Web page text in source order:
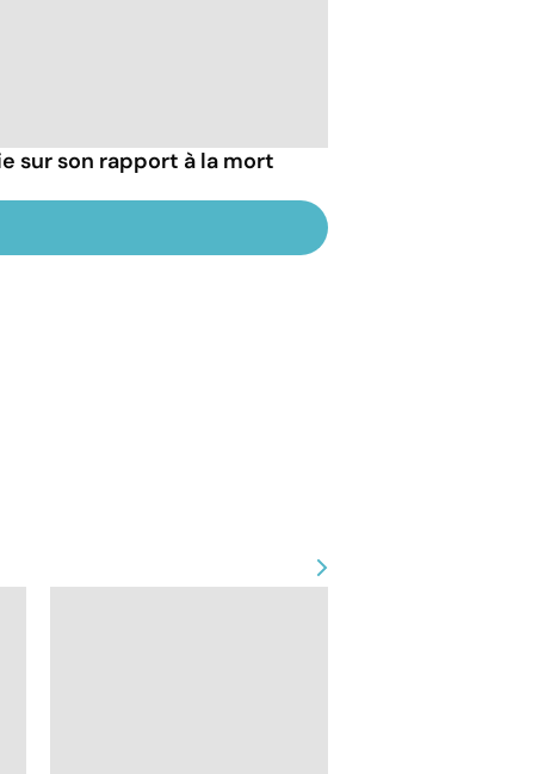
sur son rapport à la mort